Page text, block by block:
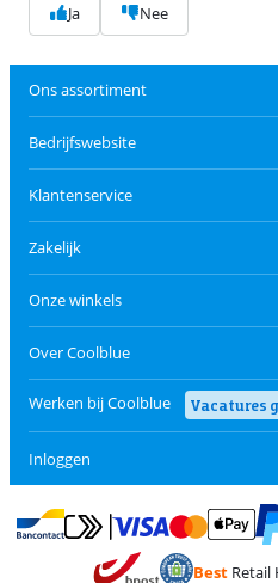
Ja Nee
Ons assortiment
Bedrijfswebsite
Klantenservice
Zakelijk
Onze winkels
Over Coolblue
Werken bij Coolblue Vacatures
Inloggen
Betalen met Bancontact
Betalen met MasterCard en
BestRetail